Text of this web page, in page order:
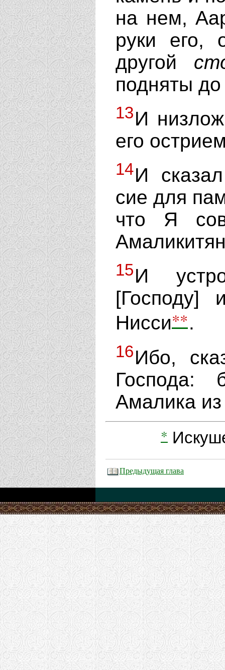
на нем,
руки его,
другой
подняты
13И
его
14И
сие для
что Я
15И
[Господу]
Нисси**.
16Ибо,
Господа:
Амалика
*
Предыдущая глава